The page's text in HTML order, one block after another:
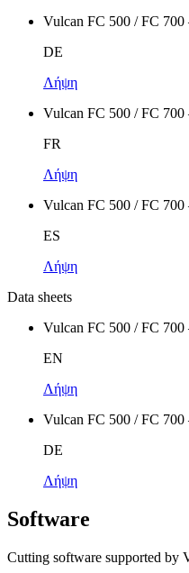
Vulcan FC 500 / FC
DE
Λήψη
Vulcan FC 500 / FC
FR
Λήψη
Vulcan FC 500 / FC
ES
Λήψη
Data sheets
Vulcan FC 500 / FC
EN
Λήψη
Vulcan FC 500 / FC
DE
Λήψη
Software
Cutting software supported by